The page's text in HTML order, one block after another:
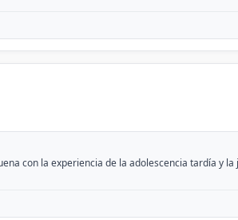
con la experiencia de la adolescencia tardía y